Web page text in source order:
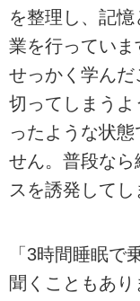
を整理し、記
業を行っていま
せっかく学ん
切ってしまう
ったような状
せん。普段なら
スを誘発してし
「3時間睡眠で
聞くこともあ